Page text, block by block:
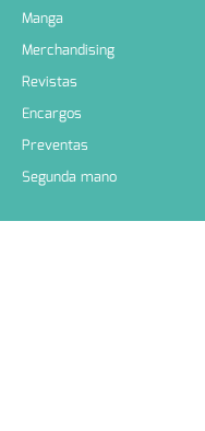
Manga
Merchandising
Revistas
Encargos
Preventas
Segunda mano